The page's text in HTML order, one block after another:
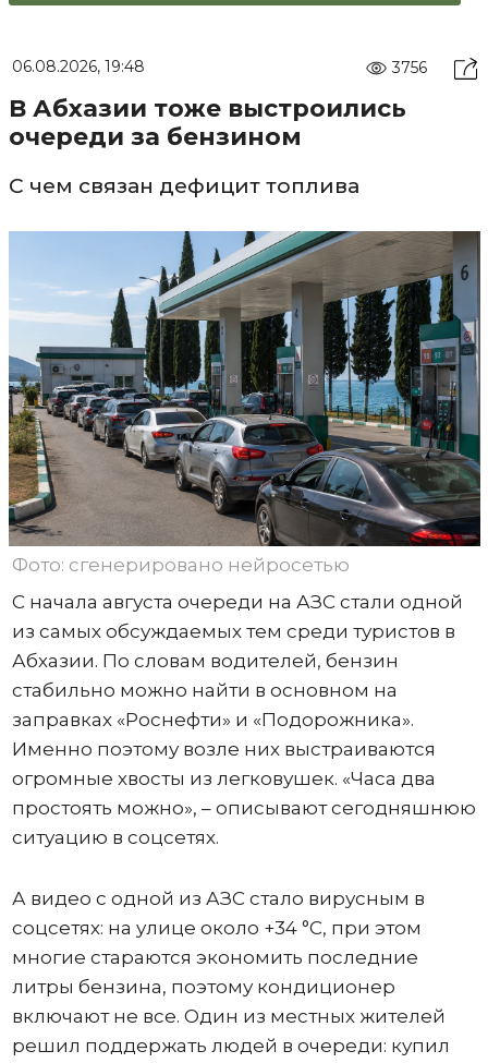
06.08.2026, 19:48 3756
В Абхазии тоже выстроились
очереди за бензином
С чем связан дефицит топлива
Фото: сгенерировано нейросетью
С начала августа очереди на АЗС стали одной
из самых обсуждаемых тем среди туристов в
Абхазии. По словам водителей, бензин
стабильно можно найти в основном на
заправках «Роснефти» и «Подорожника».
Именно поэтому возле них выстраиваются
огромные хвосты из легковушек. «Часа два
простоять можно», – описывают сегодняшнюю
ситуацию в соцсетях.
А видео с одной из АЗС стало вирусным в
соцсетях: на улице около +34 °C, при этом
многие стараются экономить последние
литры бензина, поэтому кондиционер
включают не все. Один из местных жителей
решил поддержать людей в очереди: купил